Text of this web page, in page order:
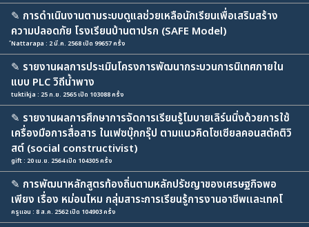
✎ การดำเนินงานตามระบบดูแลช่วยเหลือนักเรียนเพื่อเสริมสร้าง
ความปลอดภัย โรงเรียนบ้านตาปรก (SAFE Model)
์Nattarapa : 2 มี.ค. 2568 เปิด 99657 ครั้ง
✎ รายงานผลการประเมินโครงการพัฒนากระบวนการนิเทศภายใน
แบบ PLC วิถีน้ำพาง
tuktikja : 25 ก.ย. 2565 เปิด 103088 ครั้ง
✎ รายงานผลการศึกษาการจัดการเรียนรู้โมบายเลิร์นนิ่งด้วยการใช้
เครื่องมือการสื่อสาร ในเฟซบุ๊กกรุ๊ป ตามแนวคิดโซเซียลคอนสตัคติวิ
สต์ (social constructivist)
gift : 20 เม.ย. 2564 เปิด 104305 ครั้ง
✎ การพัฒนาหลักสูตรท้องถิ่นตามหลักปรัชญาของเศรษฐกิจพอ
เพียง เรื่อง หม่อนไหม กลุ่มสาระการเรียนรู้การงานอาชีพเเละเทคโ
ครูแอน : 8 ส.ค. 2562 เปิด 104903 ครั้ง